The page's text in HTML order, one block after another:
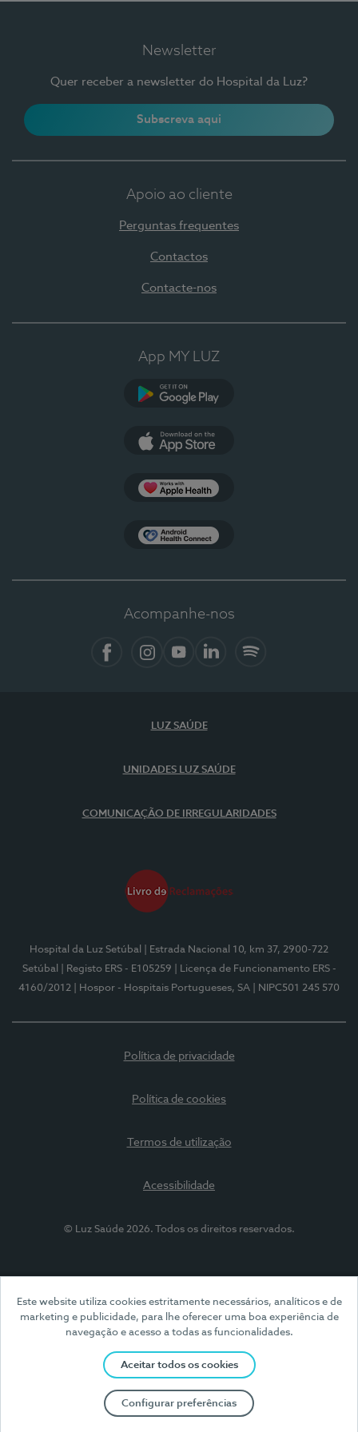
Este website utiliza cookies estritamente necessários, analíticos e de
marketing e publicidade, para lhe oferecer uma boa experiência de
navegação e acesso a todas as funcionalidades.
Aceitar todos os cookies
Configurar preferências
Newsletter
Quer receber a newsletter do Hospital da Luz?
Subscreva aqui
Apoio ao cliente
Perguntas frequentes
Contactos
Contacte-nos
App MY LUZ
Acompanhe-nos
LUZ SAÚDE
UNIDADES LUZ SAÚDE
COMUNICAÇÃO DE IRREGULARIDADES
Hospital da Luz Setúbal
| Estrada Nacional 10, km 37, 2900-722
Setúbal
| Registo ERS - E105259
| Licença de Funcionamento ERS -
4160/2012
| Hospor - Hospitais Portugueses, SA | NIPC501 245 570
Política de privacidade
Política de cookies
Termos de utilização
Acessibilidade
© Luz Saúde 2026. Todos os direitos reservados.